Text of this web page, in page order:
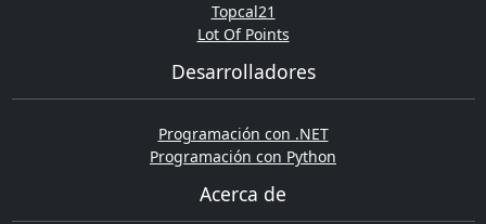
Topcal21
Lot Of Points
Desarrolladores
Programación con .NET
Programación con Python
Acerca de